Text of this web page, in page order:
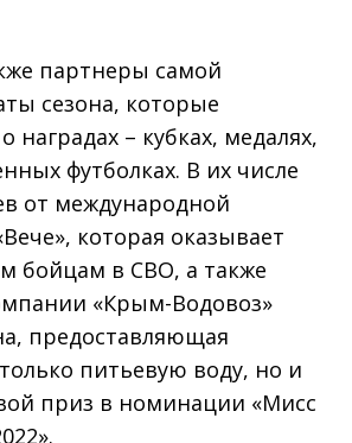
партнеры самой
сезона, которые
наградах – кубках, медалях,
футболках. В их числе
от международной
которая оказывает
бойцам в СВО, а также
«Крым-Водовоз»
предоставляющая
питьевую воду, но и
приз в номинации «Мисс